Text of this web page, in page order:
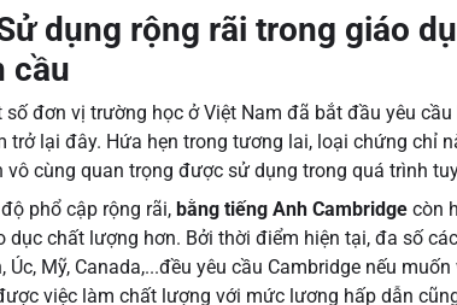
dụng rộng rãi trong giáo
cầu
số đơn vị trường học ở Việt Nam đã bắt đầu yêu cầu
trở lại đây. Hứa hẹn trong tương lai, loại chứng chỉ
vô cùng quan trọng được sử dụng trong quá trình
phổ cập rộng rãi, bằng tiếng Anh Cambridge còn
dục chất lượng hơn. Bởi thời điểm hiện tại, đa số
Úc, Mỹ, Canada,...đều yêu cầu Cambridge nếu
việc làm chất lượng với mức lương hấp dẫn